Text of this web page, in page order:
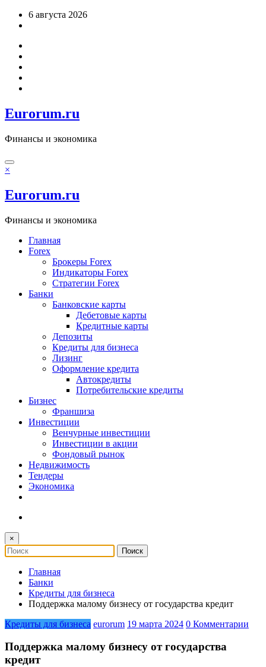
Перейти6 августа 2026
Eurorum.ru
Финансы и экономика
×
Eurorum.ru
Финансы и экономика
Главная
Forex
Брокеры Forex
Индикаторы Forex
Стратегии Forex
Банки
Банковские карты
Дебетовые карты
Кредитные карты
Депозиты
Кредиты для бизнеса
Лизинг
Оформление кредита
Автокредиты
Потребительские кредиты
Бизнес
Франшиза
Инвестиции
Венчурные инвестиции
Инвестиции в акции
Фондовый рынок
Недвижимость
Тендеры
Экономика
×
Главная
Банки
Кредиты для бизнеса
Поддержка малому бизнесу от государства кредит
Кредиты для бизнеса eurorum 19 марта 2024 0 Комментарии
Поддержка малому бизнесу от государства
кредит